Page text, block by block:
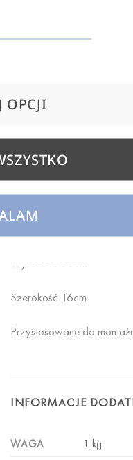
Sztuczne rogi
pokoju każdego
pragnących stworzyć
danym kącie
ozdabiania pokoju
zaprezentowana w
betonowa
odpowiednim oświetleniu
cień.
Dekoracja betonowa –
Wysokość 30cm
Szerokość 16cm
Przystosowane do
INFORMACJE
WAGA 1 kg
OPCJI